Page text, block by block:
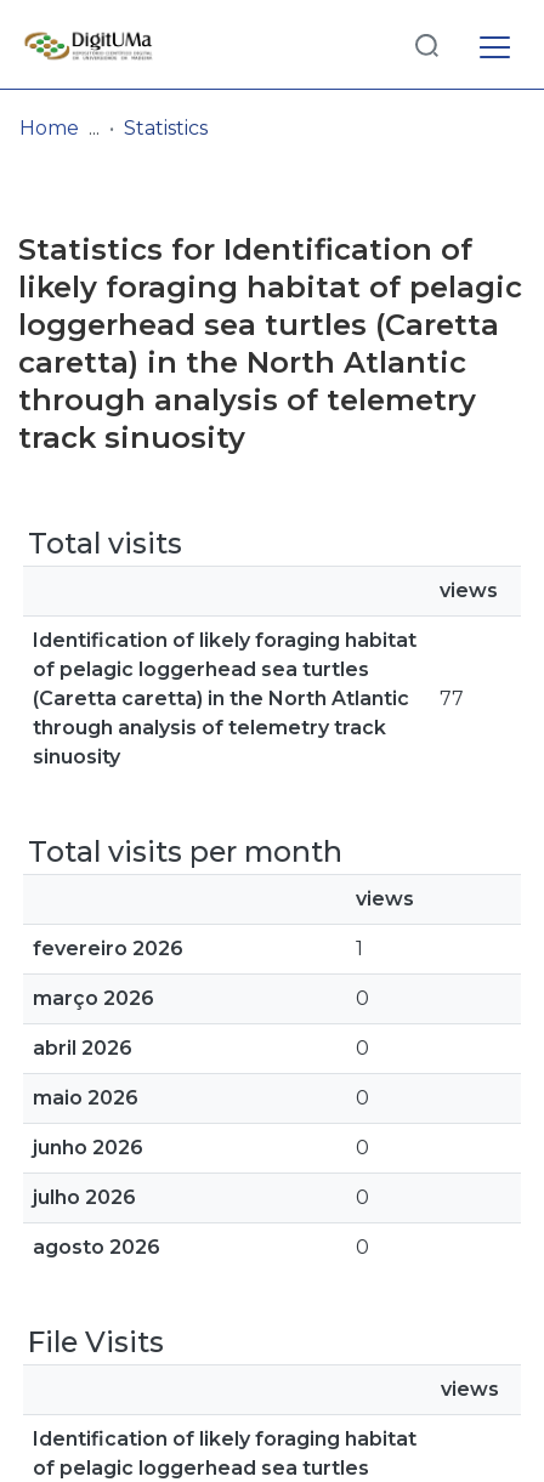
Browse repository
Entities
Log
In(current)
Home Statistics
Statistics for Identification of
likely foraging habitat of pelagic
loggerhead sea turtles (Caretta
caretta) in the North Atlantic
through analysis of telemetry
track sinuosity
Total visits
views
Identification of likely foraging habitat
of pelagic loggerhead sea turtles
(Caretta caretta) in the North Atlantic
through analysis of telemetry track
sinuosity
77
Total visits per month
views
fevereiro 2026 1
março 2026 0
abril 2026 0
maio 2026 0
junho 2026 0
julho 2026 0
agosto 2026 0
File Visits
views
Identification of likely foraging habitat
of pelagic loggerhead sea turtles